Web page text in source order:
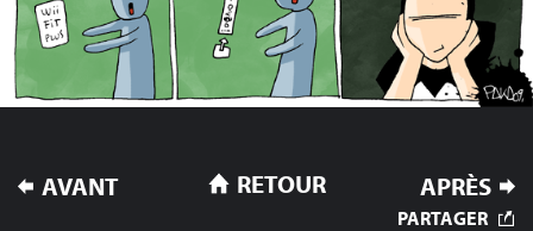
NAVIGATION
DE
AVANT APRÈS
RETOUR
PARTAGER